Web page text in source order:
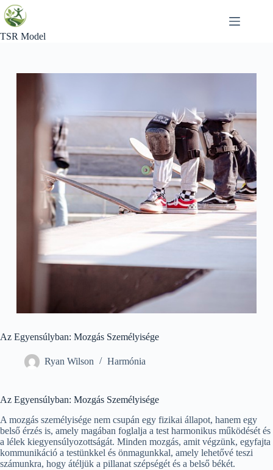
Skip
to
content
TSR Model
Az Egyensúlyban: Mozgás Személyisége
Ryan Wilson Harmónia
Az Egyensúlyban: Mozgás Személyisége
A mozgás személyisége nem csupán egy fizikai állapot, hanem egy
belső érzés is, amely magában foglalja a test harmonikus működését és
a lélek kiegyensúlyozottságát. Minden mozgás, amit végzünk, egyfajta
kommunikáció a testünkkel és önmagunkkal, amely lehetővé teszi
számunkra, hogy átéljük a pillanat szépségét és a belső békét.